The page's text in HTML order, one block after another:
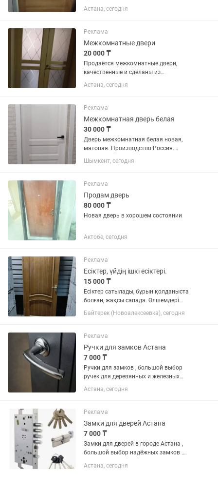
Астана, сегодня
Реклама
Межкомнатные двери
20 000 ₸
Продаётся межкомнатные двери,
качественные и сделаны из
натуральный дерево. Каждая дверь по
20000тг
Астана, сегодня
Реклама
Межкомнатная дверь белая
30 000 ₸
Дверь межкомнатная белая новая,
матовая. Производство Россия.
Размер 20080 см. Толщина 3,5 см. В
упаковке. Небольшой торг уместен
Шымкент, сегодня
Реклама
Продам дверь
80 000 ₸
Новая дверь в хорошем состоянии
Актобе, сегодня
Реклама
Есіктер, үйдің ішкі есіктері.
15 000 ₸
Есіктер сатылады, бұрын қолданыста
болған, жақсы сапада. Өлшемдері
20080 см. Ағаштан жасалған.
Байтерек (Новоалексеевка), сегодня
Реклама
Ручки для замков Астана
7 000 ₸
Ручки для замков , большой выбор
ручек для деревянных и железных
дверей . Ручки производство России ,
Италии , Испании, Китая Подбор и
двери Консультация бесплатно...
Астана, сегодня
Реклама
Замки для дверей Астана
7 000 ₸
Замки для дверей в городе Астана ,
большой выбор надёжных замков .
, Италии, России , Испании, Израиля,
Астана, сегодня